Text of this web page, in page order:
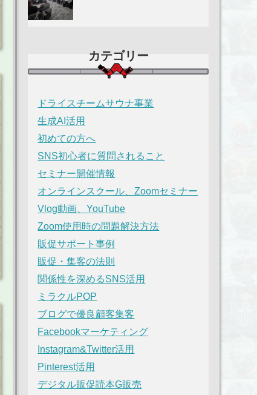
カテゴリー
ドライスチームサウナ事業
生成AI活用
初めての方へ
SNS初心者に質問されること
セミナー開催情報
オンラインスクール、Zoomセミナー
Vlog動画、YouTube
Zoom使用時の問題解決方法
販促サポート事例
販促・集客の法則
関係性を深めるSNS活用
ミラクルPOP
ブログで優良顧客集客
Facebookマーケティング
Instagram&Twitter活用
Pinterest活用
デジタル販促読本G販売